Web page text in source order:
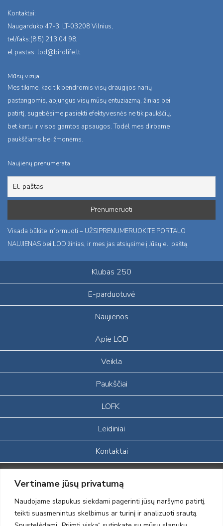
Vertiname jūsų privatumą
Naudojame slapukus siekdami pagerinti jūsų naršymo patirtį,
teikti suasmenintus skelbimus ar turinį ir analizuoti srautą.
Kontaktai:
Naugarduko 47-3, LT-03208 Vilnius,
tel/faks:(8 5) 213 04 98,
el.pastas: lod@birdlife.lt
Mūsų vizija
Mes tikime, kad tik bendromis visų draugijos narių
pastangomis, apjungus visų mūsų entuziazmą, žinias bei
patirtį, sugebėsime pasiekti efektyvesnės ne tik paukščių,
bet kartu ir visos gamtos apsaugos. Todėl mes dirbame
paukščiams bei žmonėms.
Naujienų prenumerata
Visada būkite informuoti – UŽSIPRENUMERUOKITE PORTALO
NAUJIENAS bei LOD žinias, ir mes jas atsiųsime į Jūsų el. paštą.
Klubas 250
E-parduotuvė
Naujienos
Apie LOD
Veikla
Paukščiai
LOFK
Leidiniai
Kontaktai
Portalas sukurtas įgyvendinant Lietuvos Respublikos, Europos
ekonominės erdvės ir Norvegijos finansinių mechanizmų iš dalies
finansuojamą paprojektį
„LOD visuomeninės /gamtosauginės veiklos sustiprinimas ir įvaizdžio
formavimas įtraukiant visuomenę į aplinkosauginių tyrimų veiklą“